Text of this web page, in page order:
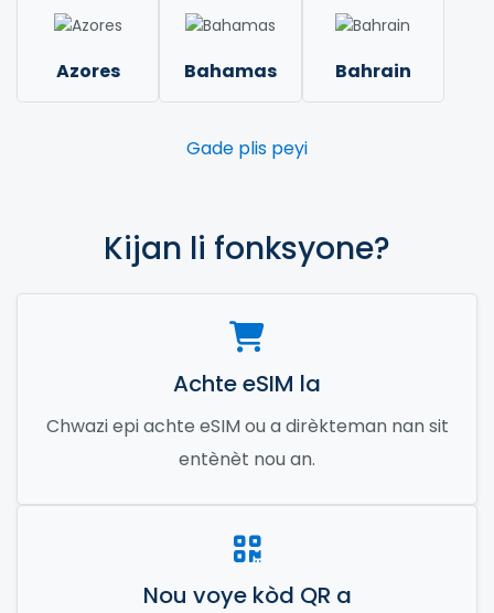
Azores Bahamas Bahrain
Gade plis peyi
Kijan li fonksyone?
Achte eSIM la
Chwazi epi achte eSIM ou a dirèkteman nan sit
entènèt nou an.
Nou voye kòd QR a